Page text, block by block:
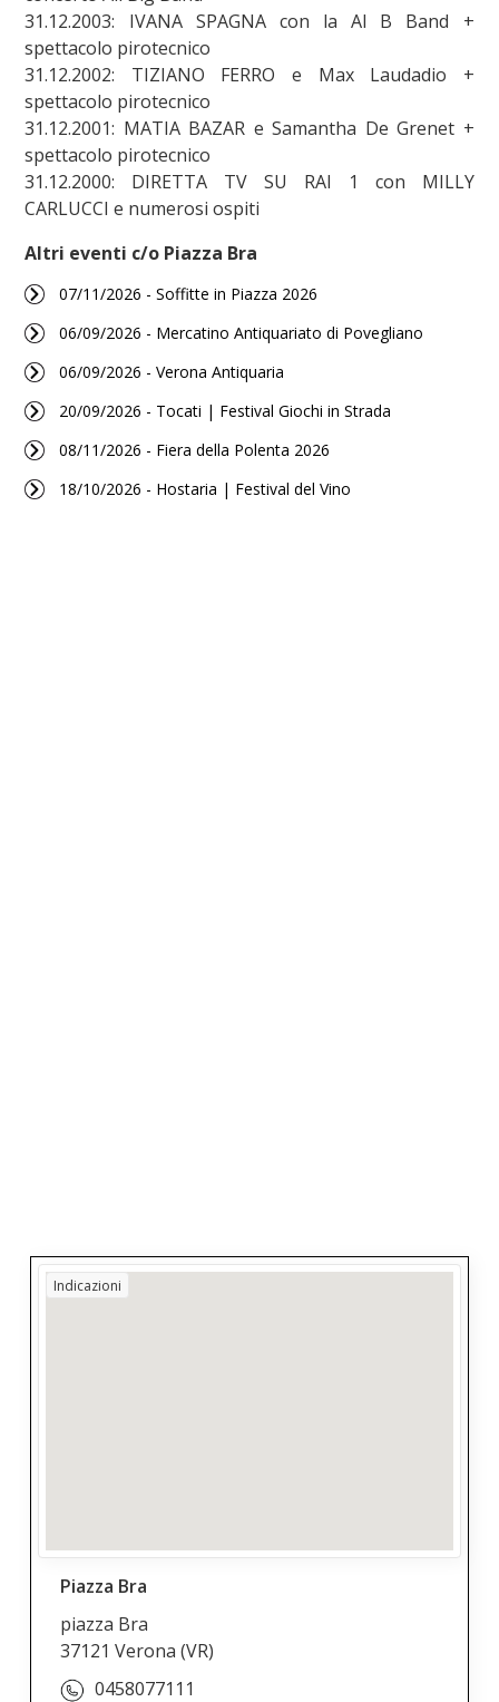
31.12.2003: IVANA SPAGNA con la Al B Band +
spettacolo pirotecnico
31.12.2002: TIZIANO FERRO e Max Laudadio +
spettacolo pirotecnico
31.12.2001: MATIA BAZAR e Samantha De Grenet +
spettacolo pirotecnico
31.12.2000: DIRETTA TV SU RAI 1 con MILLY
CARLUCCI e numerosi ospiti
Altri eventi c/o Piazza Bra
07/11/2026 - Soffitte in Piazza 2026
06/09/2026 - Mercatino Antiquariato di Povegliano
06/09/2026 - Verona Antiquaria
20/09/2026 - Tocati | Festival Giochi in Strada
08/11/2026 - Fiera della Polenta 2026
18/10/2026 - Hostaria | Festival del Vino
Indicazioni
Piazza Bra
piazza Bra
37121 Verona(VR)
0458077111